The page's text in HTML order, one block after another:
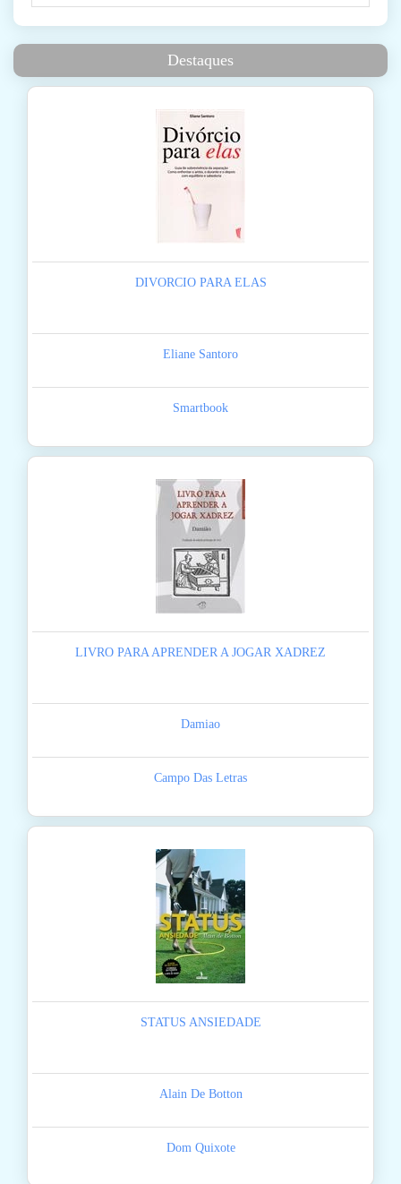
Destaques
DIVORCIO PARA ELAS
Eliane Santoro
Smartbook
LIVRO PARA APRENDER A JOGAR XADREZ
Damiao
Campo Das Letras
STATUS ANSIEDADE
Alain De Botton
Dom Quixote